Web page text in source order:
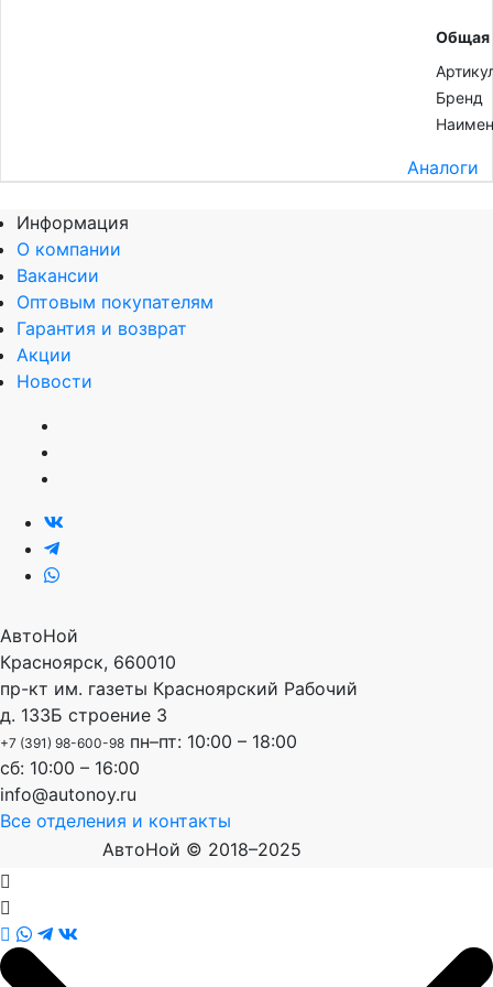
Общая
Бренд
Аналоги
Информация
О компании
Вакансии
Оптовым покупателям
Гарантия и возврат
Акции
Новости
АвтоНой
Красноярск, 660010
пр-кт им. газеты Красноярский Рабочий
д. 133Б строение 3
+7 (391) 98-600-98 пн–пт: 10:00 – 18:00
сб: 10:00 – 16:00
info@autonoy.ru
Все отделения и контакты
АвтоНой © 2018–2025